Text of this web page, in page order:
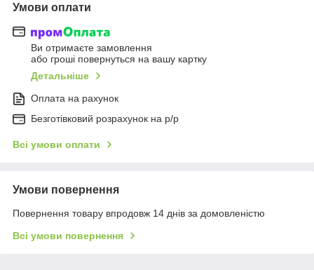
Умови оплати
Ви отримаєте замовлення
або гроші повернуться на вашу картку
Детальніше
Оплата на рахунок
Безготівковий розрахунок на р/р
Всі умови оплати
Умови повернення
Повернення товару впродовж 14 днів за домовленістю
Всі умови повернення